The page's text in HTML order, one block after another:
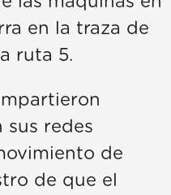
en la traza de
ruta 5.
sus redes
de
de que el